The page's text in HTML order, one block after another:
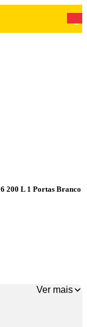
200 L 1 Portas Branco
Ver mais